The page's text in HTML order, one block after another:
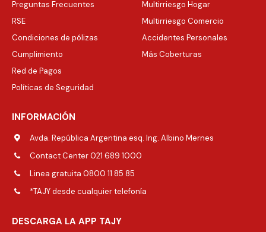
Preguntas Frecuentes
RSE
Condiciones de pólizas
Cumplimiento
Red de Pagos
Políticas de Seguridad
Multirriesgo Hogar
Multirriesgo Comercio
Accidentes Personales
Más Coberturas
INFORMACIÓN
Avda. República Argentina esq. Ing. Albino Mernes
Contact Center 021 689 1000
Linea gratuita 0800 11 85 85
*TAJY desde cualquier telefonía
DESCARGA LA APP TAJY